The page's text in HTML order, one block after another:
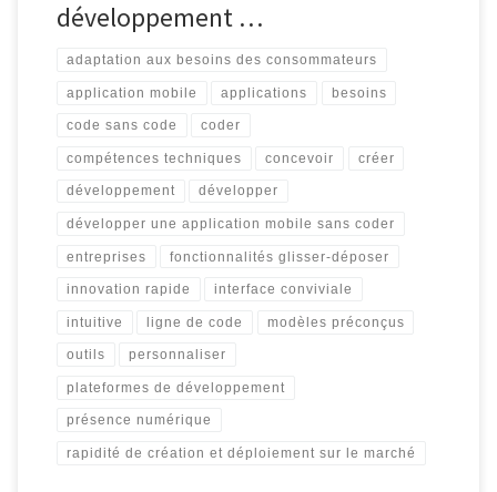
développement …
adaptation aux besoins des consommateurs
application mobile applications besoins
code sans code coder
compétences techniques concevoir créer
développement développer
développer une application mobile sans coder
entreprises fonctionnalités glisser-déposer
innovation rapide interface conviviale
intuitive ligne de code modèles préconçus
outils personnaliser
plateformes de développement
présence numérique
rapidité de création et déploiement sur le marché